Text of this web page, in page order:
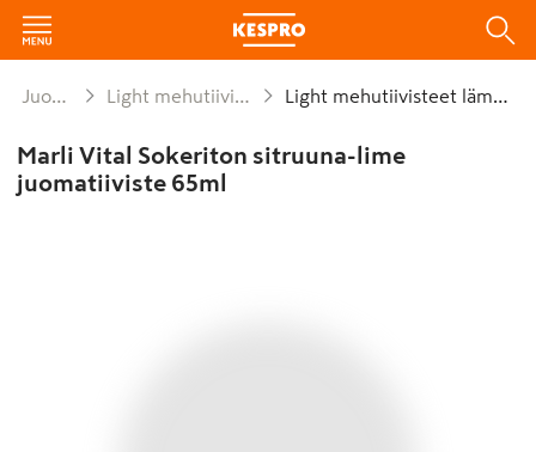
Juomat Light mehutiivisteet Light mehutiivisteet lämmin
Marli Vital Sokeriton sitruuna-lime
juomatiiviste 65ml